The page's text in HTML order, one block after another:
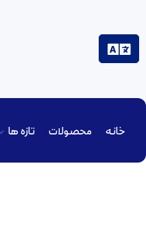
خانه محصولات تازه ها